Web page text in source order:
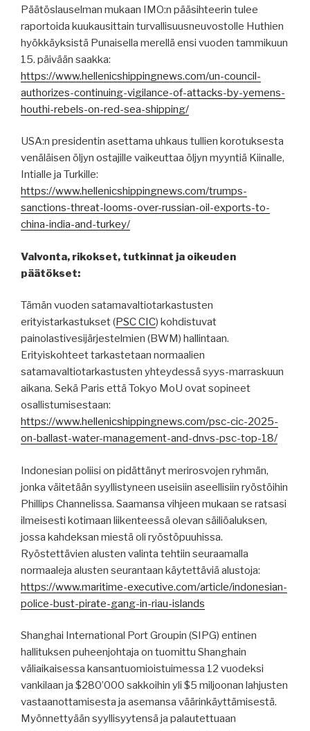
Päätöslauselman mukaan IMO:n pääsihteerin tulee
raportoida kuukausittain turvallisuusneuvostolle Huthien
hyökkäyksistä Punaisella merellä ensi vuoden tammikuun
15. päivään saakka:
https://www.hellenicshippingnews.com/un-council-
authorizes-continuing-vigilance-of-attacks-by-yemens-
houthi-rebels-on-red-sea-shipping/
USA:n presidentin asettama uhkaus tullien korotuksesta
venäläisen öljyn ostajille vaikeuttaa öljyn myyntiä Kiinalle,
Intialle ja Turkille:
https://www.hellenicshippingnews.com/trumps-
sanctions-threat-looms-over-russian-oil-exports-to-
china-india-and-turkey/
Valvonta, rikokset, tutkinnat ja oikeuden
päätökset:
Tämän vuoden satamavaltiotarkastusten
erityistarkastukset (PSC CIC) kohdistuvat
painolastivesijärjestelmien (BWM) hallintaan.
Erityiskohteet tarkastetaan normaalien
satamavaltiotarkastusten yhteydessä syys-marraskuun
aikana. Sekä Paris että Tokyo MoU ovat sopineet
osallistumisestaan:
https://www.hellenicshippingnews.com/psc-cic-2025-
on-ballast-water-management-and-dnvs-psc-top-18/
Indonesian poliisi on pidättänyt merirosvojen ryhmän,
jonka väitetään syyllistyneen useisiin aseellisiin ryöstöihin
Phillips Channelissa. Saamansa vihjeen mukaan se ratsasi
ilmeisesti kotimaan liikenteessä olevan säiliöaluksen,
jossa kahdeksan miestä oli ryöstöpuuhissa.
Ryöstettävien alusten valinta tehtiin seuraamalla
normaaleja alusten seurantaan käytettäviä alustoja:
https://www.maritime-executive.com/article/indonesian-
police-bust-pirate-gang-in-riau-islands
Shanghai International Port Groupin (SIPG) entinen
hallituksen puheenjohtaja on tuomittu Shanghain
väliaikaisessa kansantuomioistuimessa 12 vuodeksi
vankilaan ja $280’000 sakkoihin yli $5 miljoonan lahjusten
vastaanottamisesta ja asemansa väärinkäyttämisestä.
Myönnettyään syyllisyytensä ja palautettuaan